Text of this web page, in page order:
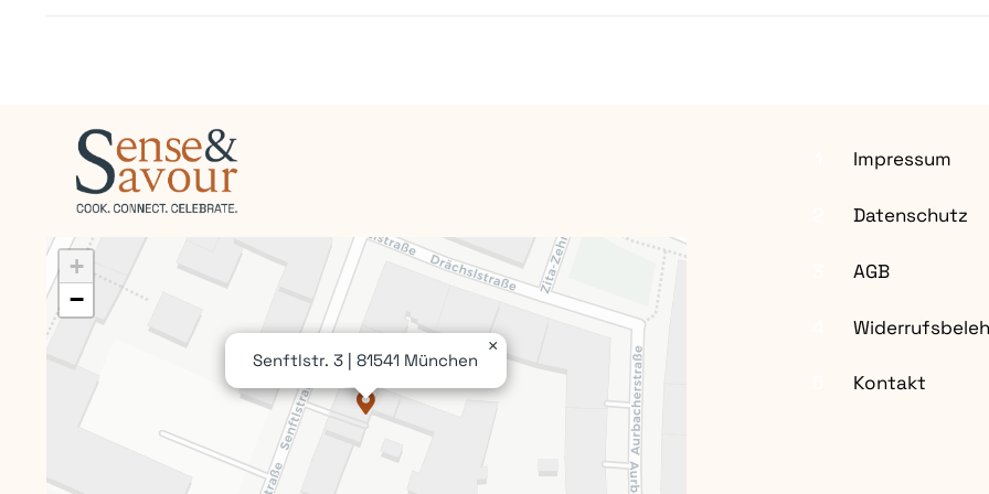
Senftlstr. 3 | 81541 München
×
+
−
Impressum
Datenschutz
AGB
Kontakt